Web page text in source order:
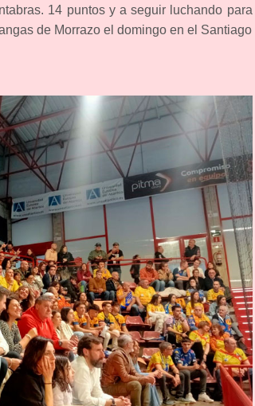
14 puntos y a seguir luchando para
de Morrazo el domingo en el Santiago